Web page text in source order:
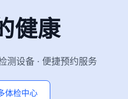
健康
测设备 · 便捷预约服务
体检中心